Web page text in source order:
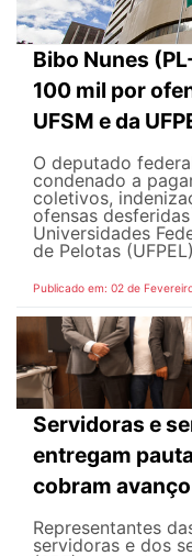
Bibo Nunes
100 mil por
UFSM e da
O deputado
condenado a
coletivos,
ofensas
Universidades
de Pelotas
Publicado em: 02 de
Servidoras e
entregam
cobram
Representantes
servidoras e dos